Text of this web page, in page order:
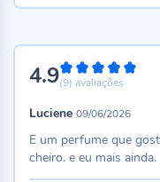
4.998%
(9) avaliações
Luciene 09/06/2026
E um perfume que
cheiro. e eu mais ainda.